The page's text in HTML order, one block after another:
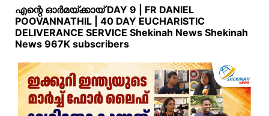
എന്റെ ഓർമയ്ക്കായ്‌ DAY 9 | FR DANIEL
POOVANNATHIL | 40 DAY EUCHARISTIC
DELIVERANCE SERVICE Shekinah News Shekinah
News 967K subscribers